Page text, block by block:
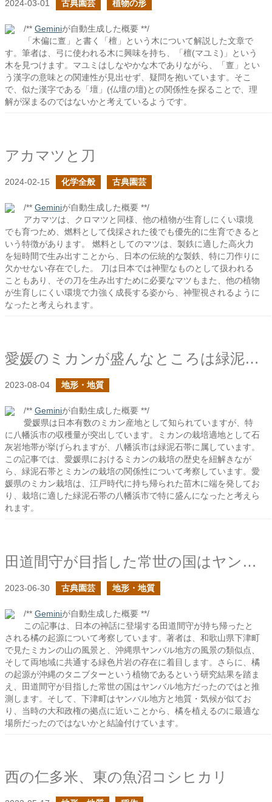
2024-03-01 古典園芸 植物の形
/** Geminiが自動生成した概要 **/
「木偏に亶」と書く「檀」という木について解説した文章で
す。筆者は、弓に使われる木に興味を持ち、「檀(マユミ)」という
木を見つけます。マユミはしなやかな木でありながら、「亶」とい
う漢字の意味との関連性が見出せず、疑問を抱いています。そこ
で、似た漢字である「壇」(仏壇の壇)との関係性を探ることで、理
解が深まるのではないかと考えているようです。
アカマツと刀
2024-02-15 化学全般 古典園芸
/** Geminiが自動生成した概要 **/
アカマツは、クロマツと同様、他の植物が生育しにくい環境
でも育つため、燃料として伐採された後でも優先的に生育できると
いう特徴があります。 燃料としてのマツは、製鉄に適した高火力
を短時間で生み出すことから、日本の伝統的な製鉄、特に刀作りに
欠かせない存在でした。 刀は日本では神聖なものとして扱われる
こともあり、その刀を生み出すために必要なマツもまた、他の植物
が生育しにくい環境で力強く成長する姿から、神聖視されるように
なったと考えられます。
愛媛のミカンが盛んなところは緑泥石帯
2023-08-04 地形・地質
/** Geminiが自動生成した概要 **/
愛媛県は日本有数のミカン産地として知られていますが、特
に八幡浜市の収穫量が突出しています。ミカンの栽培適地として石
灰岩地帯が挙げられますが、八幡浜市は緑泥石帯に属しています。
この記事では、愛媛県におけるミカンの栽培の歴史を紐解きなが
ら、緑泥石帯とミカンの栽培の関係性について考察しています。愛
媛県のミカン栽培は、江戸時代に持ち帰られた苗木に端を発してお
り、栽培に適した緑泥石帯の八幡浜市で特に盛んになったと考えら
れます。
田道間守が目指した常世の国はヤンバルの事か？
2023-06-30 古典園芸 地形・地質
/** Geminiが自動生成した概要 **/
この記事は、日本の神話に登場する田道間守が持ち帰ったと
される橘の起源について考察しています。著者は、和歌山県下津町
で見たミカンの山の風景と、沖縄県ヤンバル地方の風景の類似点、
そして両地域に共通する緑色片岩の存在に着目します。さらに、橘
の起源が沖縄のタニブターという植物であるという研究結果を踏ま
え、田道間守が目指した常世の国はヤンバル地方だったのではと推
測します。そして、下津町はヤンバル地方と地質・気候が似てお
り、当時の大和政権の拠点に近いことから、橘を植えるのに最適な
場所だったのではないかと結論付けています。
西の仁多米、東の魚沼コシヒカリ